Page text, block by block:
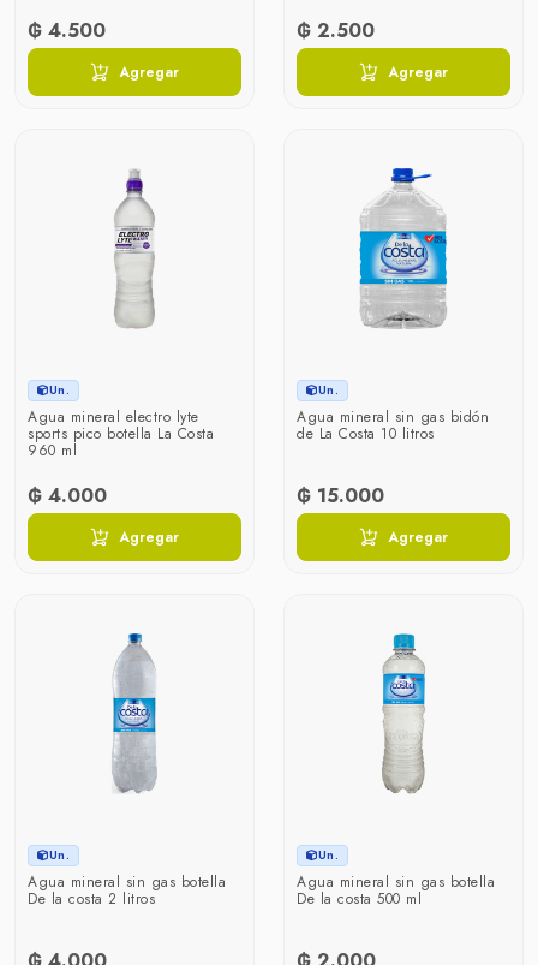
₲ 4.500
Agregar
₲ 2.500
Agregar
Un.
Agua mineral electro lyte
sports pico botella La Costa
960 ml
₲ 4.000
Agregar
Un.
Agua mineral sin gas bidón
de La Costa 10 litros
₲ 15.000
Agregar
Un.
Agua mineral sin gas botella
De la costa 2 litros
Un.
Agua mineral sin gas botella
De la costa 500 ml